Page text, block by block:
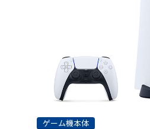
ゲーム機本体